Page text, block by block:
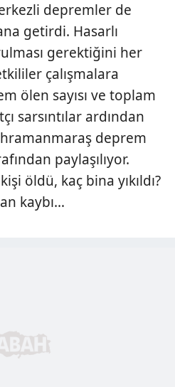
depremler de
getirdi. Hasarlı
gerektiğini her
çalışmalara
ölen sayısı ve toplam
sarsıntılar ardından
deprem
paylaşılıyor.
öldü, kaç bina yıkıldı?
kaybı…